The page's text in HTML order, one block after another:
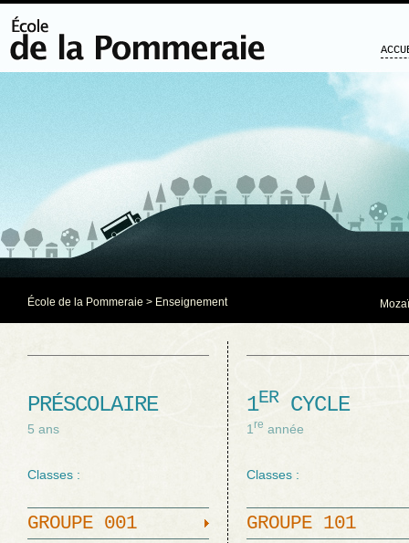
École de la Pommeraie > Enseignement
PRÉSCOLAIRE
5 ans
Classes :
GROUPE 001
1ERCYCLE
1 re année
Classes :
GROUPE 101